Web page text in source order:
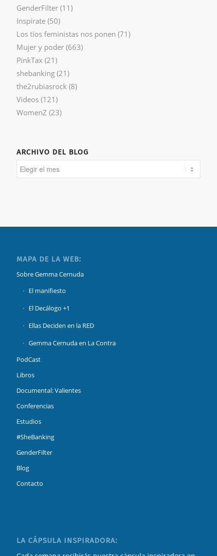
GenderFilter(11)
Inspírate(50)
Los tíos feministas nos ponen (71)
Mujer y poder(663)
PinkTax(21)
shebanking(21)
the2rubiasrock(8)
Videos(121)
WomenZ (23)
ARCHIVO DEL BLOG
MAPA DE LA WEB:
Sobre Gemma Cernuda
El manifiesto
El Decálogo +1
Ellas Deciden en la RED
Gemma Cernuda en La Contra
PodCast
Libros
Documental: Valientes
Conferencias
Estudios
#SheBanking
GenderFilter
Blog
Contacto
LA CÁPSULA INSPIRADORA: